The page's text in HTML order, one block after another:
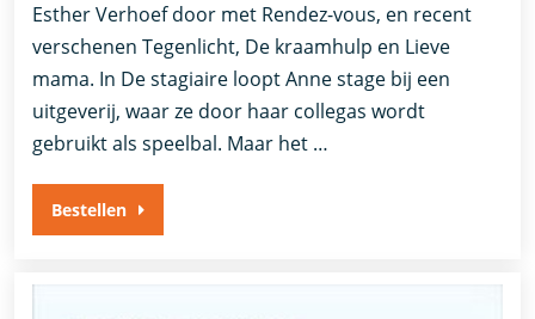
Esther Verhoef door met Rendez-vous, en recent
verschenen Tegenlicht, De kraamhulp en Lieve
mama. In De stagiaire loopt Anne stage bij een
uitgeverij, waar ze door haar collegas wordt
gebruikt als speelbal. Maar het …
Bestellen